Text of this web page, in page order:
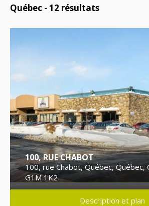
Québec - 12 résultats
100, RUE CHABOT
100, rue Chabot, Québec, Québec,
G1M 1K2
Description et plan